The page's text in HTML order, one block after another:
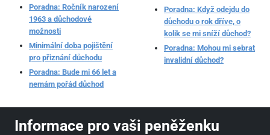
Poradna: Ročník narození
1963 a důchodové
možnosti
Minimální doba pojištění
pro přiznání důchodu
Poradna: Bude mi 66 let a
nemám pořád důchod
Poradna: Když odejdu do
důchodu o rok dříve, o
kolik se mi sníží důchod?
Poradna: Mohou mi sebrat
invalidní důchod?
Informace pro vaši peněženku